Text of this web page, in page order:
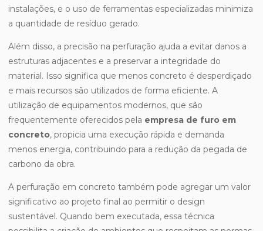
instalações, e o uso de ferramentas especializadas minimiza
a quantidade de resíduo gerado.
Além disso, a precisão na perfuração ajuda a evitar danos a
estruturas adjacentes e a preservar a integridade do
material. Isso significa que menos concreto é desperdiçado
e mais recursos são utilizados de forma eficiente. A
utilização de equipamentos modernos, que são
frequentemente oferecidos pela empresa de furo em
concreto, propicia uma execução rápida e demanda
menos energia, contribuindo para a redução da pegada de
carbono da obra.
A perfuração em concreto também pode agregar um valor
significativo ao projeto final ao permitir o design
sustentável. Quando bem executada, essa técnica